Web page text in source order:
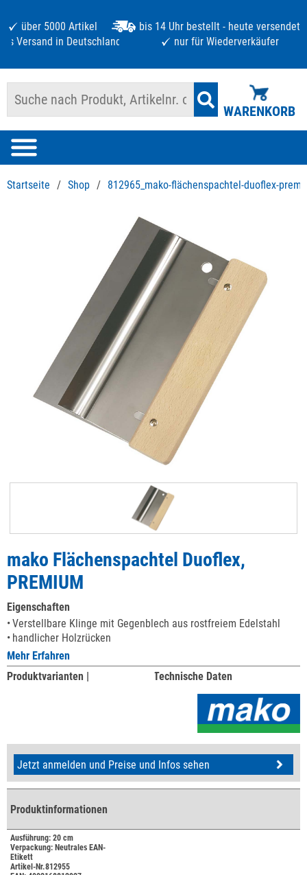
über 5000 Artikel
bis 14 Uhr bestellt - heute versendet
Versand in Deutschland ab 125 €
nur für Wiederverkäufer
WARENKORB
Startseite / Shop / 812965_mako-flächenspachtel-duoflex-
mako Flächenspachtel Duoflex,
PREMIUM
Eigenschaften
Verstellbare Klinge mit Gegenblech aus rostfreiem Edelstahl
handlicher Holzrücken
Mehr Erfahren
Produktvarianten |
Technische Daten
Jetzt anmelden und Preise und Infos sehen
Produktinformationen
Ausführung: 20 cm
Verpackung: Neutrales EAN-
Etikett
Artikel-Nr.812955